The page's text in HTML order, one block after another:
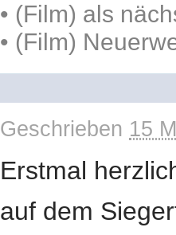
• (Film) als
• (Film)
Geschrieben 15
Erstmal
auf dem